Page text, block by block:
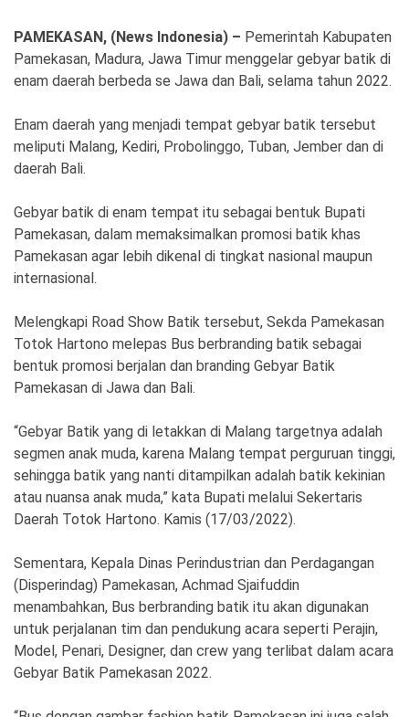
SosBud
Sosial Budaya
Ekonomi Olahraga
©
Copyright
2026
News
Indonesia
All
Right
Reserve
PAMEKASAN, (News Indonesia) – Pemerintah Kabupaten
Pamekasan, Madura, Jawa Timur menggelar gebyar batik di
enam daerah berbeda se Jawa dan Bali, selama tahun 2022.
Enam daerah yang menjadi tempat gebyar batik tersebut
meliputi Malang, Kediri, Probolinggo, Tuban, Jember dan di
daerah Bali.
Gebyar batik di enam tempat itu sebagai bentuk Bupati
Pamekasan, dalam memaksimalkan promosi batik khas
Pamekasan agar lebih dikenal di tingkat nasional maupun
internasional.
Melengkapi Road Show Batik tersebut, Sekda Pamekasan
Totok Hartono melepas Bus berbranding batik sebagai
bentuk promosi berjalan dan branding Gebyar Batik
Pamekasan di Jawa dan Bali.
“Gebyar Batik yang di letakkan di Malang targetnya adalah
segmen anak muda, karena Malang tempat perguruan tinggi,
sehingga batik yang nanti ditampilkan adalah batik kekinian
atau nuansa anak muda,” kata Bupati melalui Sekertaris
Daerah Totok Hartono. Kamis (17/03/2022).
Sementara, Kepala Dinas Perindustrian dan Perdagangan
(Disperindag) Pamekasan, Achmad Sjaifuddin
menambahkan, Bus berbranding batik itu akan digunakan
untuk perjalanan tim dan pendukung acara seperti Perajin,
Model, Penari, Designer, dan crew yang terlibat dalam acara
Gebyar Batik Pamekasan 2022.